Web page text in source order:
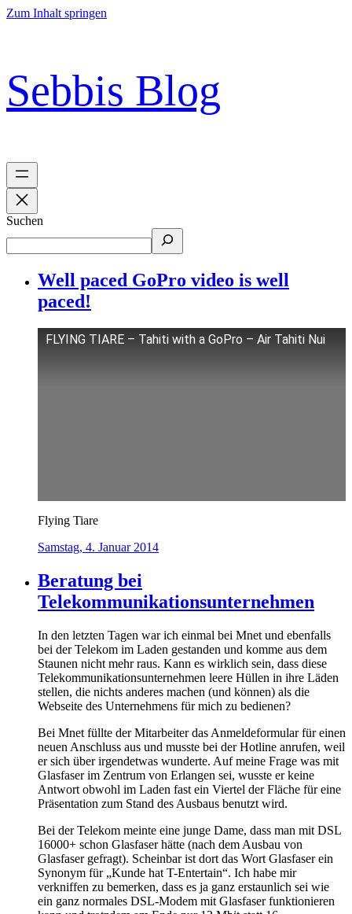
Zum Inhalt springen
Sebbis Blog
Suchen
Well paced GoPro video is well
paced!
FLYING TIARE – Tahiti with a GoPro – Air Tahiti Nui
Flying Tiare
Samstag, 4. Januar 2014
Beratung bei
Telekommunikationsunternehmen
In den letzten Tagen war ich einmal bei Mnet und ebenfalls
bei der Telekom im Laden gestanden und komme aus dem
Staunen nicht mehr raus. Kann es wirklich sein, dass diese
Telekommunikationsunternehmen leere Hüllen in ihre Läden
stellen, die nichts anderes machen (und können) als die
Webseite des Unternehmens für mich zu bedienen?
Bei Mnet füllte der Mitarbeiter das Anmeldeformular für einen
neuen Anschluss aus und musste bei der Hotline anrufen, weil
er sich über irgendetwas wunderte. Auf meine Frage was mit
Glasfaser im Zentrum von Erlangen sei, wusste er keine
Antwort obwohl im Laden fast ein Viertel der Fläche für eine
Präsentation zum Stand des Ausbaus benutzt wird.
Bei der Telekom meinte eine junge Dame, dass man mit DSL
16000+ schon Glasfaser hätte (nach dem Ausbau von
Glasfaser gefragt). Scheinbar ist dort das Wort Glasfaser ein
Synonym für „Kunde hat T-Entertain“. Ich habe mir
verkniffen zu bemerken, dass es ja ganz erstaunlich sei wie
ein ganz normales DSL-Modem mit Glasfaser funktionieren